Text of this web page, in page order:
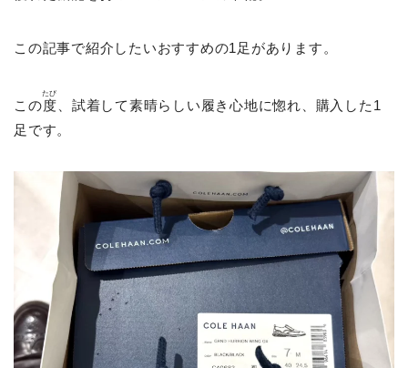
この記事で紹介したいおすすめの1足があります。
この度
たび
、試着して素晴らしい履き心地に惚れ、購入した1
足です。